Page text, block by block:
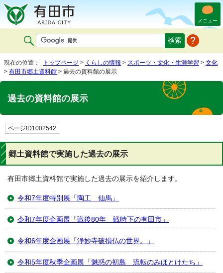
メニュー
現在の位置： トップページ > くらしの情報 > スポーツ・文化・生涯学習 > 文化
> 有田市郷土資料館 > 過去の資料館の展示
過去の資料館の展示
ページID1002542
郷土資料館で実施した過去の展示
有田市郷土資料館で実施した過去の展示を紹介します。
令和7年度特別展「陶工 仙馬」
令和7年度企画展「戦後80年 戦時下の有田市」
令和6年度企画展「浄妙寺破損仏の世界。」
令和5年度秋季企画展「魅惑の初島 流転のみほとけたち」